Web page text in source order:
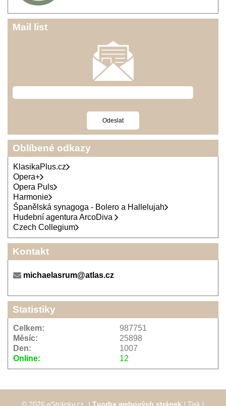
Mail list
Oblíbené odkazy
KlasikaPlus.cz
Opera+
Opera Puls
Harmonie
Španělská synagoga - Bolero a Hallelujah
Hudební agentura ArcoDiva
Czech Collegium
Kontakt
michaelasrum@atlas.cz
Statistiky
Online: 12
Celkem:
987751
Měsíc:
25898
Den:
1007
© 2026 eStránky.cz | Tvorba webových stránek | Tisk |